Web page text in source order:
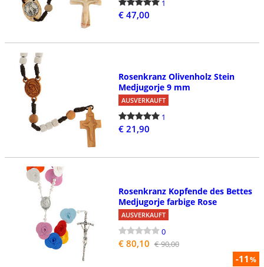
1
€ 47,00
Rosenkranz Olivenholz Stein
Medjugorje 9 mm
AUSVERKAUFT
1
€ 21,90
-11%
Rosenkranz Kopfende des Bettes
Medjugorje farbige Rose
AUSVERKAUFT
0
€ 80,10 € 90,00